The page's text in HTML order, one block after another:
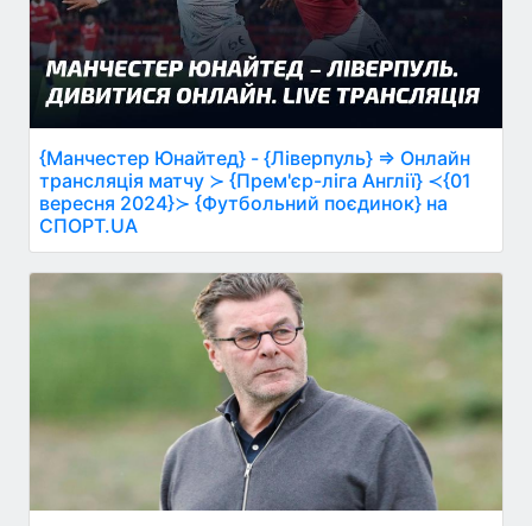
{Манчестер Юнайтед} - {Ліверпуль} ⇒ Онлайн
трансляція матчу ≻ {Прем'єр-ліга Англії} ≺{01
вересня 2024}≻ {Футбольний поєдинок} на
СПОРТ.UA